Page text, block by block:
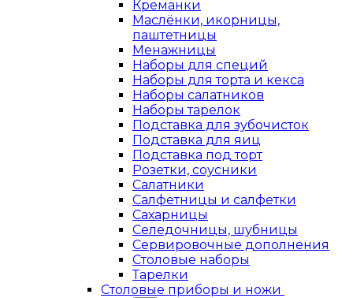
Креманки
Маслёнки, икорницы,
паштетницы
Менажницы
Наборы для специй
Наборы для торта и кекса
Наборы салатников
Наборы тарелок
Подставка для зубочисток
Подставка для яиц
Подставка под торт
Розетки, соусники
Салатники
Салфетницы и салфетки
Сахарницы
Селедочницы, шубницы
Сервировочные дополнения
Столовые наборы
Тарелки
Столовые приборы и ножи